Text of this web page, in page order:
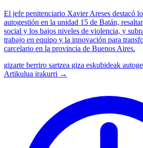
El jefe penitenciario Xavier Areses destacó
autogestión en la unidad 15 de Batán,
social y los bajos niveles de violencia, y
trabajo en equipo y la innovación para
carcelario en la provincia de Buenos Aires.
gizarte berriro sartzea giza eskubideak
Artikulua irakurri →